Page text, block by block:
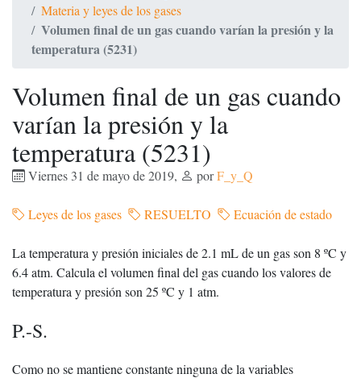
Materia y leyes de los gases
Volumen final de un gas cuando varían la presión y la
temperatura (5231)
Volumen final de un gas cuando
varían la presión y la
temperatura (5231)
Viernes 31 de mayo de 2019, porF_y_Q
Leyes de los gases RESUELTO Ecuación de estado
La temperatura y presión iniciales de 2.1 mL de un gas son 8 ºC y
6.4 atm. Calcula el volumen final del gas cuando los valores de
temperatura y presión son 25 ºC y 1 atm.
P.-S.
Como no se mantiene constante ninguna de la variables